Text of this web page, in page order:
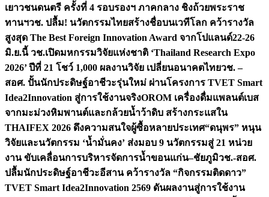
เยาวชนดนตรี ครั้งที่ 4 รอบรองฯ ภาคกลาง ชิงถ้วยพระราช
ทานฯวช. ปลื้ม! นวัตกรรมไทยสร้างชื่อบนเวทีโลก คว้ารางวัล
สูงสุด The Best Foreign Innovation Award จากโปแลนด์22-26
มิ.ย.นี้ วช.เปิดมหกรรมวิจัยแห่งชาติ ‘Thailand Research Expo
2026’ ปีที่ 21 โชว์ 1,000 ผลงานวิจัย เปลี่ยนอนาคตไทยวช. –
สอศ. ปั้นนักประดิษฐ์อาชีวะรุ่นใหม่ ผ่านโครงการ TVET Smart
Idea2Innovation สู่การใช้งานจริงOROM เครื่องดื่มแพลนต์เบส
จากมะม่วงหิมพานต์และกล้วยน้ำว้าดิบ สร้างกระแสใน
THAIFEX 2026 ดึงความสนใจผู้ซื้อหลายประเทศ“ดนุพร” หนุน
วิจัยและนวัตกรรม ‘น้ำมั่นคง’ ส่งมอบ 9 นวัตกรรมสู่ 21 หน่วย
งาน ขับเคลื่อนการบริหารจัดการน้ำขอนแก่น–ชัยภูมิวช.-สอศ.
ปลื้มนักประดิษฐ์อาชีวะอีสาน คว้ารางวัล “กิจกรรมติดดาว”
TVET Smart Idea2Innovation 2569 ดันผลงานสู่การใช้งาน